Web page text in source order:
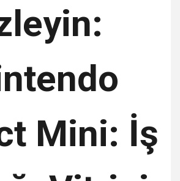
Mini: İş